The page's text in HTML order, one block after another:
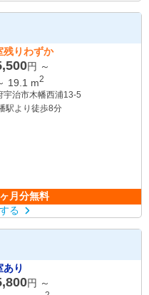
残りわずか
円 ～
19.1 m2
宇治市木幡西浦13-5
駅より徒歩8分
月分無料
る
あり
円 ～